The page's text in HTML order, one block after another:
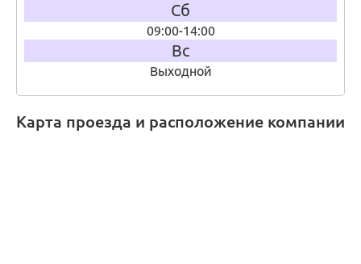
Сб
09:00-14:00
Вс
Выходной
Карта проезда и расположение компании